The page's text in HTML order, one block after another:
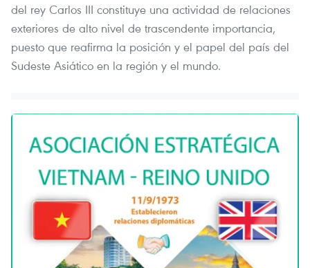
del rey Carlos III constituye una actividad de relaciones
exteriores de alto nivel de trascendente importancia,
puesto que reafirma la posición y el papel del país del
Sudeste Asiático en la región y el mundo.